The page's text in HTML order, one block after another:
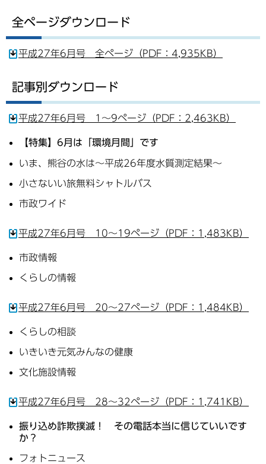
全ページダウンロード
平成27年6月号 全ページ（PDF：4,935KB）
記事別ダウンロード
平成27年6月号 1～9ページ（PDF：2,463KB）
【特集】6月は「環境月間」です
いま、熊谷の水は～平成26年度水質測定結果～
小さないい旅無料シャトルバス
市政ワイド
平成27年6月号 10～19ページ（PDF：1,483KB）
市政情報
くらしの情報
平成27年6月号 20～27ページ（PDF：1,484KB）
くらしの相談
いきいき元気みんなの健康
文化施設情報
平成27年6月号 28～32ページ（PDF：1,741KB）
振り込め詐欺撲滅！ その電話本当に信じていいです
か？
フォトニュース